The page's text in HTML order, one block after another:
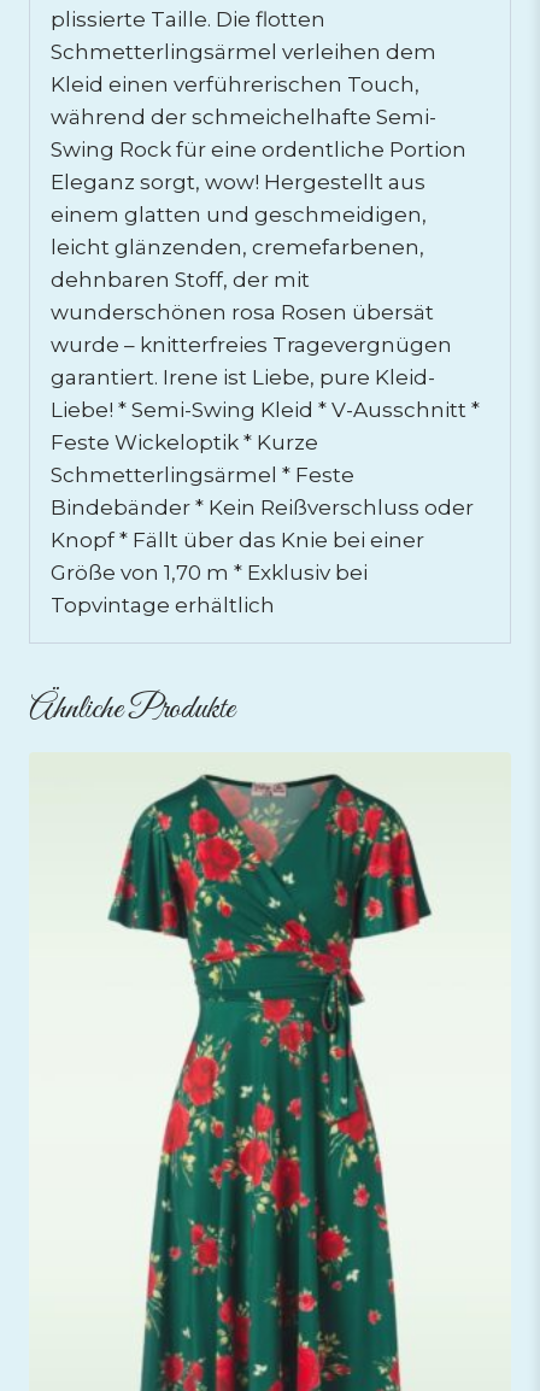
plissierte Taille. Die flotten
Schmetterlingsärmel verleihen dem
Kleid einen verführerischen Touch,
während der schmeichelhafte Semi-
Swing Rock für eine ordentliche Portion
Eleganz sorgt, wow! Hergestellt aus
einem glatten und geschmeidigen,
leicht glänzenden, cremefarbenen,
dehnbaren Stoff, der mit
wunderschönen rosa Rosen übersät
wurde – knitterfreies Tragevergnügen
garantiert. Irene ist Liebe, pure Kleid-
Liebe! * Semi-Swing Kleid * V-Ausschnitt *
Feste Wickeloptik * Kurze
Schmetterlingsärmel * Feste
Bindebänder * Kein Reißverschluss oder
Knopf * Fällt über das Knie bei einer
Größe von 1,70 m * Exklusiv bei
Topvintage erhältlich
Ähnliche Produkte